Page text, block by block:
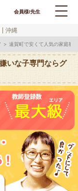
会員様/先生
沖縄
遠賀町で安くて人気の家庭教
いな子専門ならグ